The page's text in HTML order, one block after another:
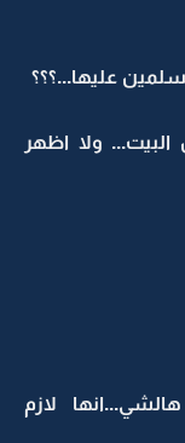
عليها...؟؟؟
ولا اظهر
لازم